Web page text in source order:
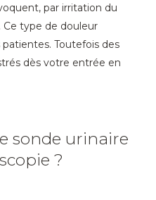
par irritation du
type de douleur
patientes. Toutefois des
dès votre entrée en
sonde urinaire
?